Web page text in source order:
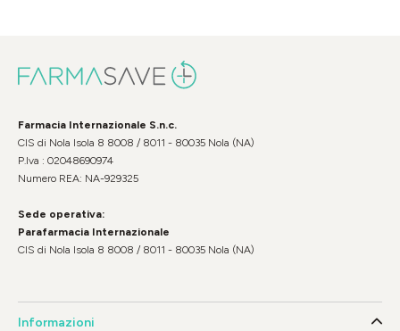
Farmacia Internazionale S.n.c.
CIS di Nola Isola 8 8008 / 8011 - 80035 Nola (NA)
P.Iva : 02048690974
Numero REA: NA-929325
Sede operativa:
Parafarmacia Internazionale
CIS di Nola Isola 8 8008 / 8011 - 80035 Nola (NA)
Informazioni